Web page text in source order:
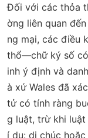
Đối với các thỏa
ờng liên quan
ng mại, các điều
thổ—chữ ký số
inh ý định và
à xứ Wales đã
tử có tính ràng
g luật, trừ khi
í dụ: di chúc